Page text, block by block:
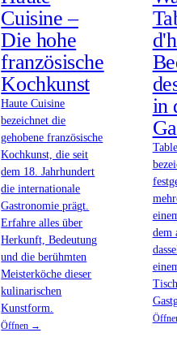
Cuisine –
Die hohe
französische
Kochkunst
Haute Cuisine
bezeichnet die
gehobene französische
Kochkunst, die seit
dem 18. Jahrhundert
die internationale
Gastronomie prägt.
Erfahre alles über
Herkunft, Bedeutung
und die berühmten
Meisterköche dieser
kulinarischen
Kunstform.
Öffnen →
in
dem